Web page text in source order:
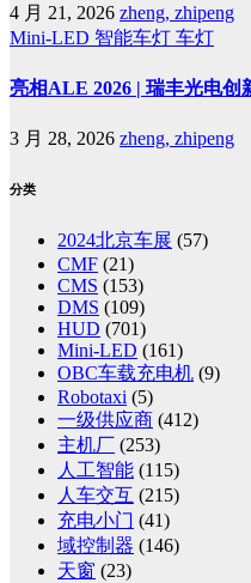
4 月 21, 2026 zheng, zhipeng
Mini-LED 智能车灯 车灯
亮相ALE 2026 | 瑞丰光电
3 月 28, 2026 zheng, zhipeng
分类
2024北京车展 (57)
CMF (21)
CMS (153)
DMS (109)
HUD (701)
Mini-LED (161)
OBC车载充电机 (9)
Robotaxi (5)
一级供应商 (412)
主机厂 (253)
人工智能 (115)
人车交互 (215)
充电小门 (41)
域控制器 (146)
天窗 (23)